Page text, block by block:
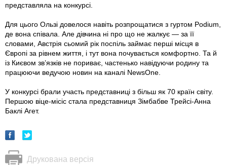
представляла на конкурсі.
Для цього Ользі довелося навіть розпрощатися з гуртом Podium,
де вона співала. Але дівчина ні про що не жалкує — за її
словами, Австрія сьомий рік поспіль займає перші місця в
Європі за рівнем життя, і тут вона почувається комфортно. Та й
iз Києвом зв’язків не пориває, частенько навідуючи родину та
працюючи ведучою новин на каналі NewsOne.
У конкурсі брали участь представниці з більш як 70 країн світу.
Першою віце-місіс стала представниця Зімбабве Трейсі-Анна
Баклі Агет.
Друкована версія